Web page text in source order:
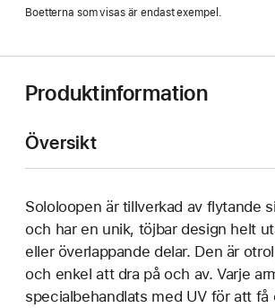
Boetterna som visas är endast exempel.
Produktinformation
Översikt
Sololoopen är tillverkad av flytande
och har en unik, töjbar design helt
eller överlappande delar. Den är
och enkel att dra på och av. Varje
specialbehandlats med UV för att få